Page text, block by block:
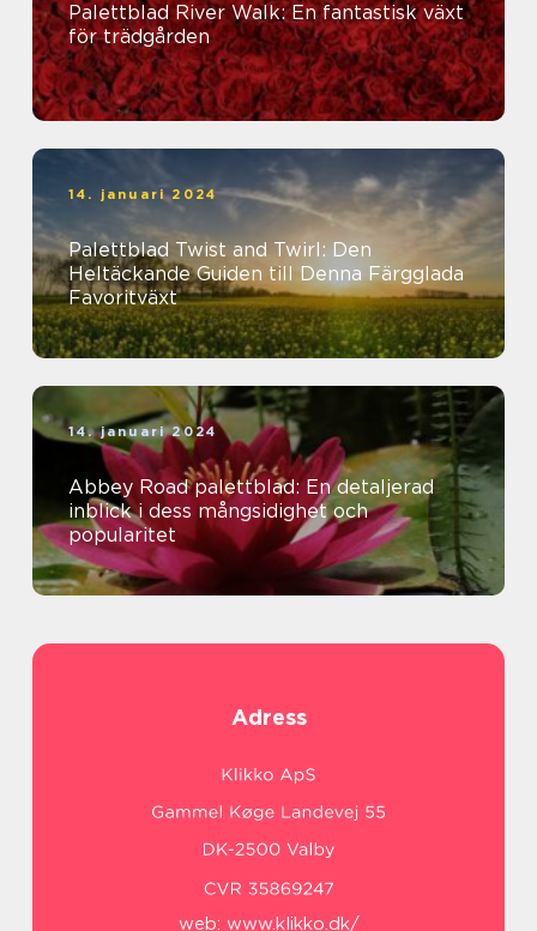
Palettblad River Walk: En fantastisk växt
för trädgården
14. januari 2024
Palettblad Twist and Twirl: Den
Heltäckande Guiden till Denna Färgglada
Favoritväxt
14. januari 2024
Abbey Road palettblad: En detaljerad
inblick i dess mångsidighet och
popularitet
Adress
web: www.klikko.dk/